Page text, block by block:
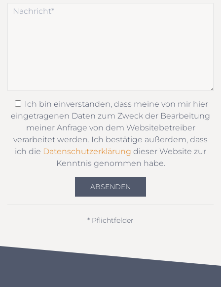
Ich bin einverstanden, dass meine von mir hier
eingetragenen Daten zum Zweck der Bearbeitung
meiner Anfrage von dem Websitebetreiber
verarbeitet werden. Ich bestätige außerdem, dass
ich die Datenschutzerklärung dieser Website zur
Kenntnis genommen habe.
ABSENDEN
* Pflichtfelder